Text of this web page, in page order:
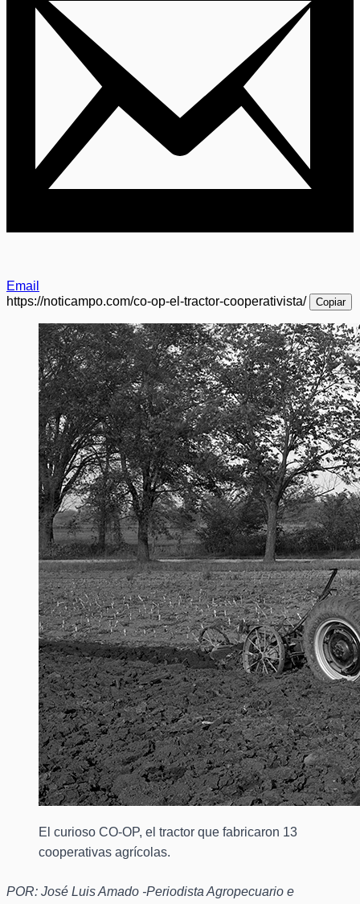
Email
https://noticampo.com/co-op-el-tractor-cooperativista/
Copiar
El curioso CO-OP, el tractor que fabricaron 13
cooperativas agrícolas.
POR: José Luis Amado -Periodista Agropecuario e